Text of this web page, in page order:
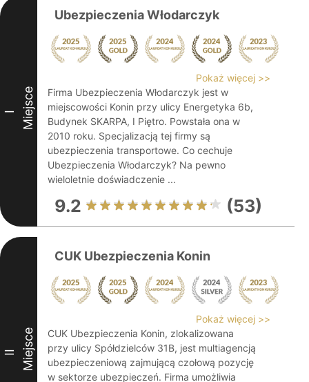
I Miejsce
Ubezpieczenia Włodarczyk
Pokaż więcej >>
Firma Ubezpieczenia Włodarczyk jest w
miejscowości Konin przy ulicy Energetyka 6b,
Budynek SKARPA, I Piętro. Powstała ona w
2010 roku. Specjalizacją tej firmy są
ubezpieczenia transportowe. Co cechuje
Ubezpieczenia Włodarczyk? Na pewno
wieloletnie doświadczenie ...
9.2 (53)
II Miejsce
CUK Ubezpieczenia Konin
Pokaż więcej >>
CUK Ubezpieczenia Konin, zlokalizowana
przy ulicy Spółdzielców 31B, jest multiagencją
ubezpieczeniową zajmującą czołową pozycję
w sektorze ubezpieczeń. Firma umożliwia